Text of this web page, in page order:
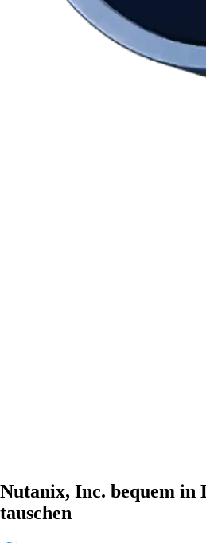
Nutanix, Inc. bequem in
tauschen